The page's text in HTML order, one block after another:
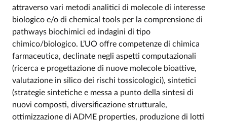
attraverso vari metodi analitici di molecole di interesse
biologico e/o di chemical tools per la comprensione di
pathways biochimici ed indagini di tipo
chimico/biologico. L’UO offre competenze di chimica
farmaceutica, declinate negli aspetti computazionali
(ricerca e progettazione di nuove molecole bioattive,
valutazione in silico dei rischi tossicologici), sintetici
(strategie sintetiche e messa a punto della sintesi di
nuovi composti, diversificazione strutturale,
ottimizzazione di ADME properties, produzione di lotti